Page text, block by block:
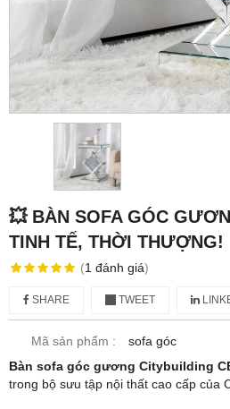
💥 BÀN SOFA GÓC
TINH TẾ, THỜI THƯỢNG!
(1 đánh giá)
SHARE TWEET
Mã sản phẩm :
sofa góc
Bàn sofa góc gương Citybuilding
trong bộ sưu tập nội thất cao cấp của